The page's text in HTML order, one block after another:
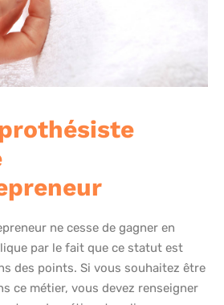
ne cesse de gagner en
par le fait que ce statut est
des points. Si vous souhaitez être
ce métier, vous devez renseigner